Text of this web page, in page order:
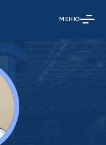
Открыть
МЕНЮ